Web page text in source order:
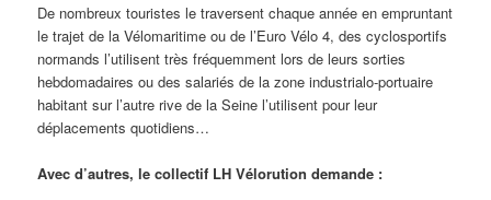
De nombreux touristes le traversent chaque année en empruntant
le trajet de la Vélomaritime ou de l’Euro Vélo 4, des cyclosportifs
normands l’utilisent très fréquemment lors de leurs sorties
hebdomadaires ou des salariés de la zone industrialo-portuaire
habitant sur l’autre rive de la Seine l’utilisent pour leur
déplacements quotidiens…
Avec d’autres, le collectif LH Vélorution demande :